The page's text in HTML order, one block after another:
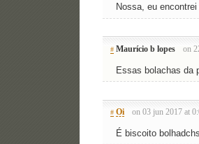
Nossa, eu
# Maurício b lopes on
Essas bolachas da
# Oi on 03 jun 2017 at
É biscoito